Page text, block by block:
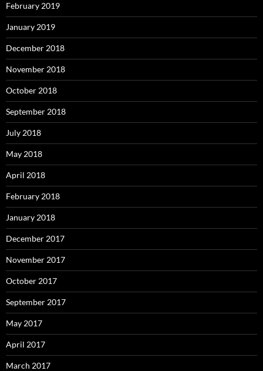
February 2019
January 2019
December 2018
November 2018
October 2018
September 2018
July 2018
May 2018
April 2018
February 2018
January 2018
December 2017
November 2017
October 2017
September 2017
May 2017
April 2017
March 2017